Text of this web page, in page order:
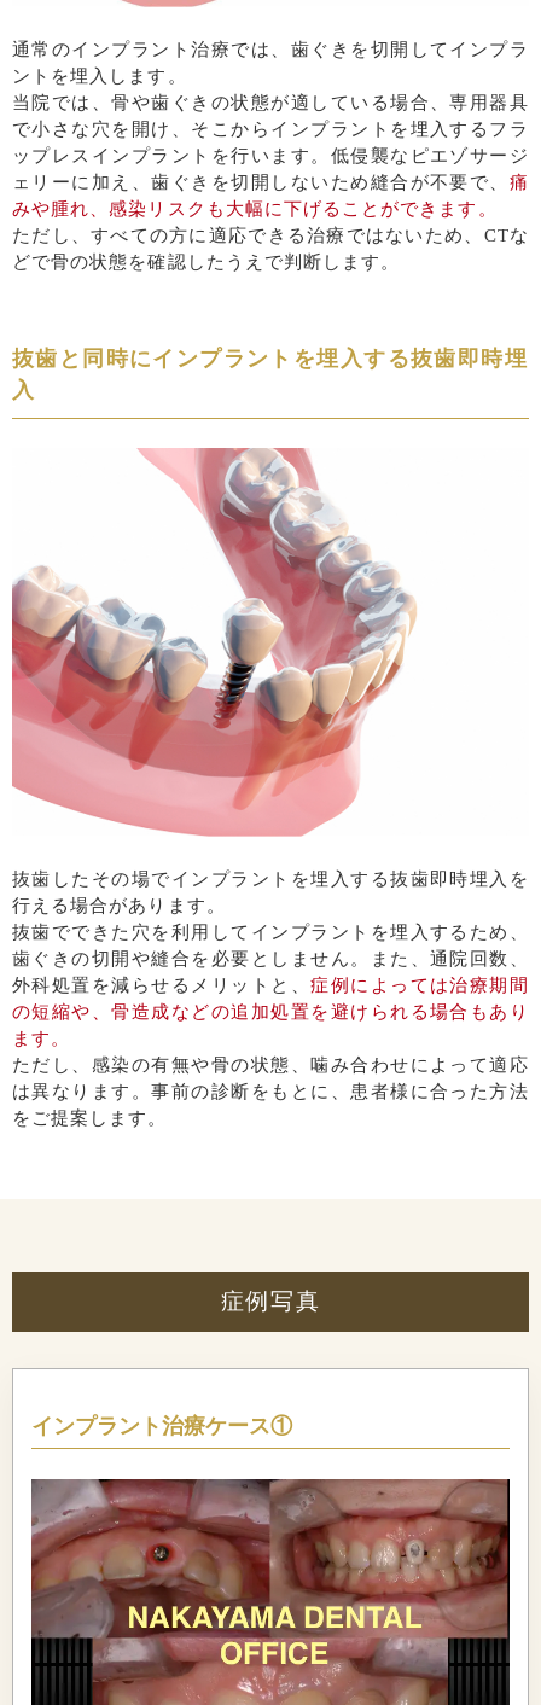
通常のインプラント治療では、歯ぐきを切開してインプラ
ントを埋入します。
当院では、骨や歯ぐきの状態が適している場合、専用器具
で小さな穴を開け、そこからインプラントを埋入するフラ
ップレスインプラントを行います。低侵襲なピエゾサージ
ェリーに加え、歯ぐきを切開しないため縫合が不要で、 痛
みや腫れ、感染リスクも大幅に下げることができます。
ただし、すべての方に適応できる治療ではないため、CTな
どで骨の状態を確認したうえで判断します。
抜歯と同時にインプラントを埋入する抜歯即時埋
入
抜歯したその場でインプラントを埋入する抜歯即時埋入を
行える場合があります。
抜歯でできた穴を利用してインプラントを埋入するため、
歯ぐきの切開や縫合を必要としません。また、通院回数、
外科処置を減らせるメリットと、症例によっては治療期間
の短縮や、骨造成などの追加処置を避けられる場合もあり
ます。
ただし、感染の有無や骨の状態、噛み合わせによって適応
は異なります。事前の診断をもとに、患者様に合った方法
をご提案します。
症例写真
インプラント治療ケース①